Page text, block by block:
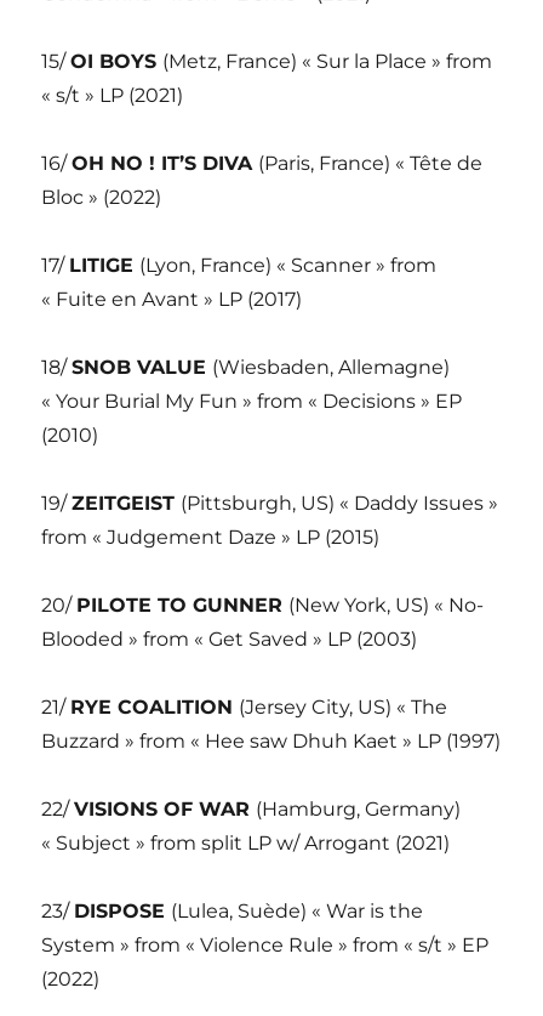
15/OI BOYS (Metz, France) « Sur la Place » from
« s/t » LP (2021)
16/OH NO ! IT’S DIVA (Paris, France) « Tête de
Bloc » (2022)
17/ LITIGE (Lyon, France) « Scanner » from
« Fuite en Avant » LP (2017)
18/SNOB VALUE (Wiesbaden, Allemagne)
« Your Burial My Fun » from « Decisions » EP
(2010)
19/ZEITGEIST (Pittsburgh, US) « Daddy Issues »
from « Judgement Daze » LP (2015)
20/ PILOTE TO GUNNER (New York, US) « No-
Blooded » from « Get Saved » LP (2003)
21/ RYE COALITION (Jersey City, US) « The
Buzzard » from « Hee saw Dhuh Kaet » LP (1997)
22/VISIONS OF WAR (Hamburg, Germany)
« Subject » from split LP w/ Arrogant (2021)
23/ DISPOSE (Lulea, Suède) « War is the
System » from « Violence Rule » from « s/t » EP
(2022)